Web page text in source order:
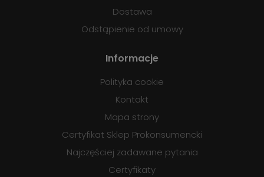
Dostawa
Odstąpienie od umowy
Informacje
Polityka cookie
Kontakt
Mapa strony
Certyfikat Sklep Prokonsumencki
Najczęściej zadawane pytania
Certyfikaty